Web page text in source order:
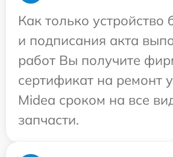
Как только устройство
и подписания акта
работ Вы получите
сертификат на ремонт
Midea сроком на все
запчасти.